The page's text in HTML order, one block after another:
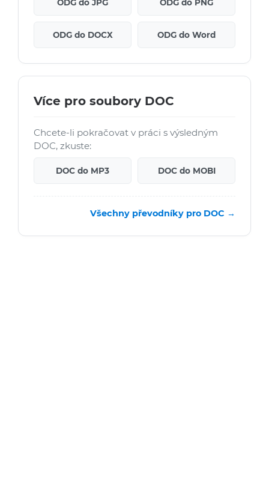
ODG do JPG ODG do PNG
ODG do DOCX ODG do Word
Více pro soubory DOC
Chcete-li pokračovat v práci s výsledným
DOC, zkuste:
DOC do MP3 DOC do MOBI
Všechny převodníky pro DOC →